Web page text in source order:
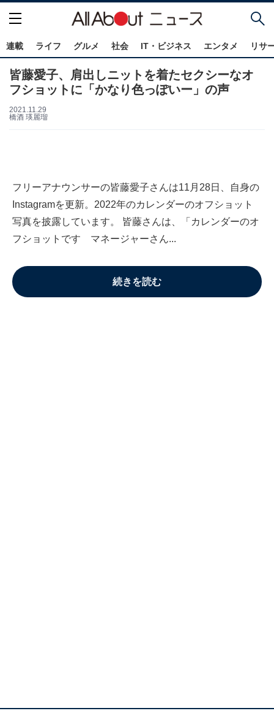
連載 ライフ グルメ 社会 IT・ビジネス エンタメ リサ
皆藤愛子、肩出しニットを着たセクシーなオ
フショットに「かなり色っぽいー」の声
2021.11.29
橋酒 瑛麗瑠
フリーアナウンサーの皆藤愛子さんは11月28日、自身の
Instagramを更新。2022年のカレンダーのオフショット
写真を披露しています。 皆藤さんは、「カレンダーのオ
フショットです マネージャーさん...
続きを読む